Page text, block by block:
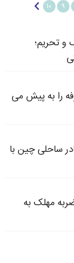
۹ ۱۰
و تحریم؛
را به پیش می
ساحلی چین با
مهلک به